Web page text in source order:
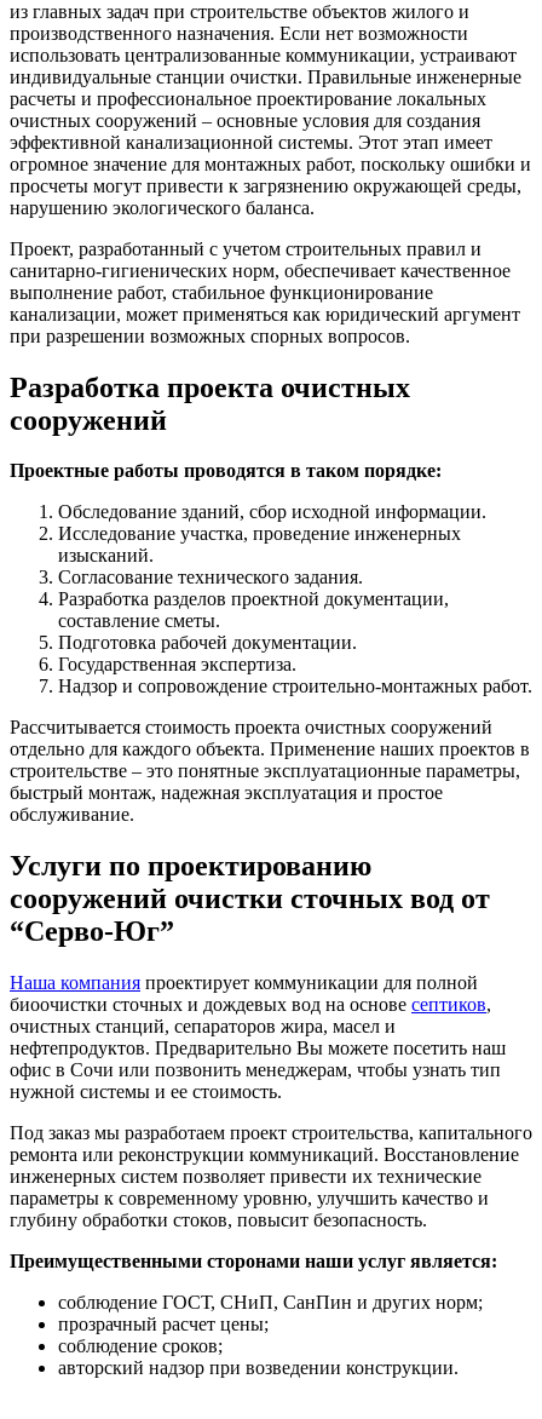
из главных задач при строительстве объектов жилого и
производственного назначения. Если нет возможности
использовать централизованные коммуникации, устраивают
индивидуальные станции очистки. Правильные инженерные
расчеты и профессиональное проектирование локальных
очистных сооружений – основные условия для создания
эффективной канализационной системы. Этот этап имеет
огромное значение для монтажных работ, поскольку ошибки и
просчеты могут привести к загрязнению окружающей среды,
нарушению экологического баланса.
Проект, разработанный с учетом строительных правил и
санитарно-гигиенических норм, обеспечивает качественное
выполнение работ, стабильное функционирование
канализации, может применяться как юридический аргумент
при разрешении возможных спорных вопросов.
Разработка проекта очистных
сооружений
Проектные работы проводятся в таком порядке:
Обследование зданий, сбор исходной информации.
Исследование участка, проведение инженерных
изысканий.
Согласование технического задания.
Разработка разделов проектной документации,
составление сметы.
Подготовка рабочей документации.
Государственная экспертиза.
Надзор и сопровождение строительно-монтажных работ.
Рассчитывается стоимость проекта очистных сооружений
отдельно для каждого объекта. Применение наших проектов в
строительстве – это понятные эксплуатационные параметры,
быстрый монтаж, надежная эксплуатация и простое
обслуживание.
Услуги по проектированию
сооружений очистки сточных вод от
“Серво-Юг”
Наша компания проектирует коммуникации для полной
биоочистки сточных и дождевых вод на основе септиков,
очистных станций, сепараторов жира, масел и
нефтепродуктов. Предварительно Вы можете посетить наш
офис в Сочи или позвонить менеджерам, чтобы узнать тип
нужной системы и ее стоимость.
Под заказ мы разработаем проект строительства, капитального
ремонта или реконструкции коммуникаций. Восстановление
инженерных систем позволяет привести их технические
параметры к современному уровню, улучшить качество и
глубину обработки стоков, повысит безопасность.
Преимущественными сторонами наши услуг является:
соблюдение ГОСТ, СНиП, СанПин и других норм;
прозрачный расчет цены;
соблюдение сроков;
авторский надзор при возведении конструкции.